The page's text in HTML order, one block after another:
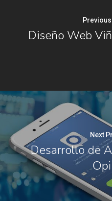
Diseño Web
Next
Desarrollo de